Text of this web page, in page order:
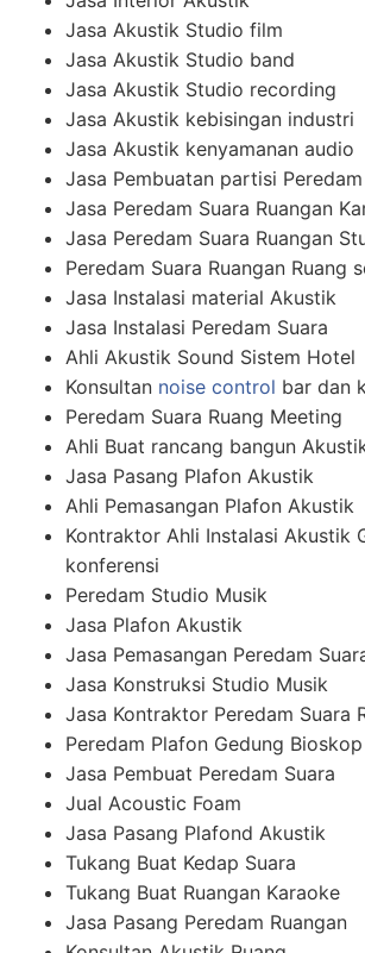
Jasa Akustik Studio film
Jasa Akustik Studio band
Jasa Akustik Studio recording
Jasa Akustik kebisingan industri
Jasa Akustik kenyamanan audio
Jasa Pembuatan partisi
Jasa Peredam Suara Ruangan
Jasa Peredam Suara Ruangan
Peredam Suara Ruangan Ruang
Jasa Instalasi material Akustik
Jasa Instalasi Peredam Suara
Ahli Akustik Sound Sistem Hotel
Konsultan noise control bar dan
Peredam Suara Ruang Meeting
Ahli Buat rancang bangun
Jasa Pasang Plafon Akustik
Ahli Pemasangan Plafon Akustik
Kontraktor Ahli Instalasi Akustik
konferensi
Peredam Studio Musik
Jasa Plafon Akustik
Jasa Pemasangan Peredam
Jasa Konstruksi Studio Musik
Jasa Kontraktor Peredam Suara
Peredam Plafon Gedung Bioskop
Jasa Pembuat Peredam Suara
Jual Acoustic Foam
Jasa Pasang Plafond Akustik
Tukang Buat Kedap Suara
Tukang Buat Ruangan Karaoke
Jasa Pasang Peredam Ruangan